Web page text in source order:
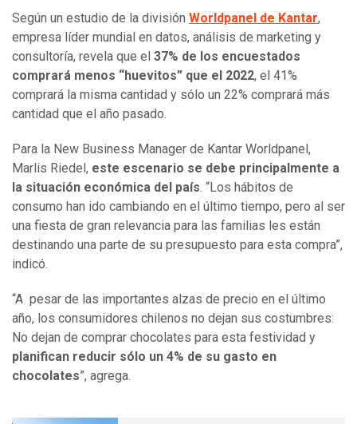
Según un estudio de la división Worldpanel de Kantar,
empresa líder mundial en datos, análisis de marketing y
consultoría, revela que el 37% de los encuestados
comprará menos “huevitos” que el 2022, el 41%
comprará la misma cantidad y sólo un 22% comprará más
cantidad que el año pasado.
Para la New Business Manager de Kantar Worldpanel,
Marlis Riedel, este escenario se debe principalmente a
la situación económica del país. “Los hábitos de
consumo han ido cambiando en el último tiempo, pero al ser
una fiesta de gran relevancia para las familias les están
destinando una parte de su presupuesto para esta compra”,
indicó.
“A pesar de las importantes alzas de precio en el último
año, los consumidores chilenos no dejan sus costumbres:
No dejan de comprar chocolates para esta festividad y
planifican reducir sólo un 4% de su gasto en
chocolates”, agrega.